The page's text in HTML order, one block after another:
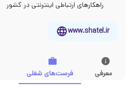
راهکارهای ارتباطی اینترنتی در کشور
www.shatel.ir
معرفی فرصت‌های شغلی